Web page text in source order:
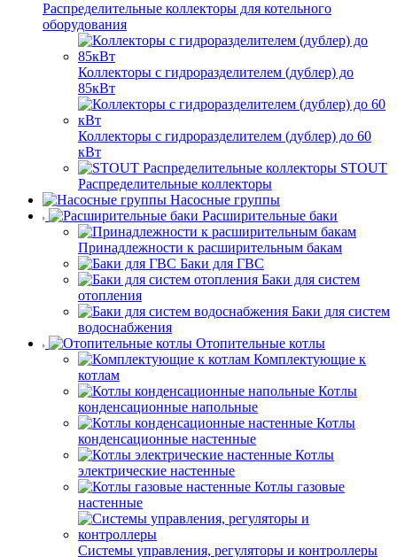
Распределительные коллекторы для котельного
оборудования
Коллекторы с гидроразделителем (дублер) до
85кВт
Коллекторы с гидроразделителем (дублер) до 60
кВт
STOUT
Распределительные коллекторы
Насосные группы
Расширительные баки
Принадлежности к расширительным бакам
Баки для ГВС
Баки для систем
отопления
Баки для систем
водоснабжения
Отопительные котлы
Комплектующие к
котлам
Котлы
конденсационные напольные
Котлы
конденсационные настенные
Котлы
электрические настенные
Котлы газовые
настенные
Системы управления, регуляторы и контроллеры